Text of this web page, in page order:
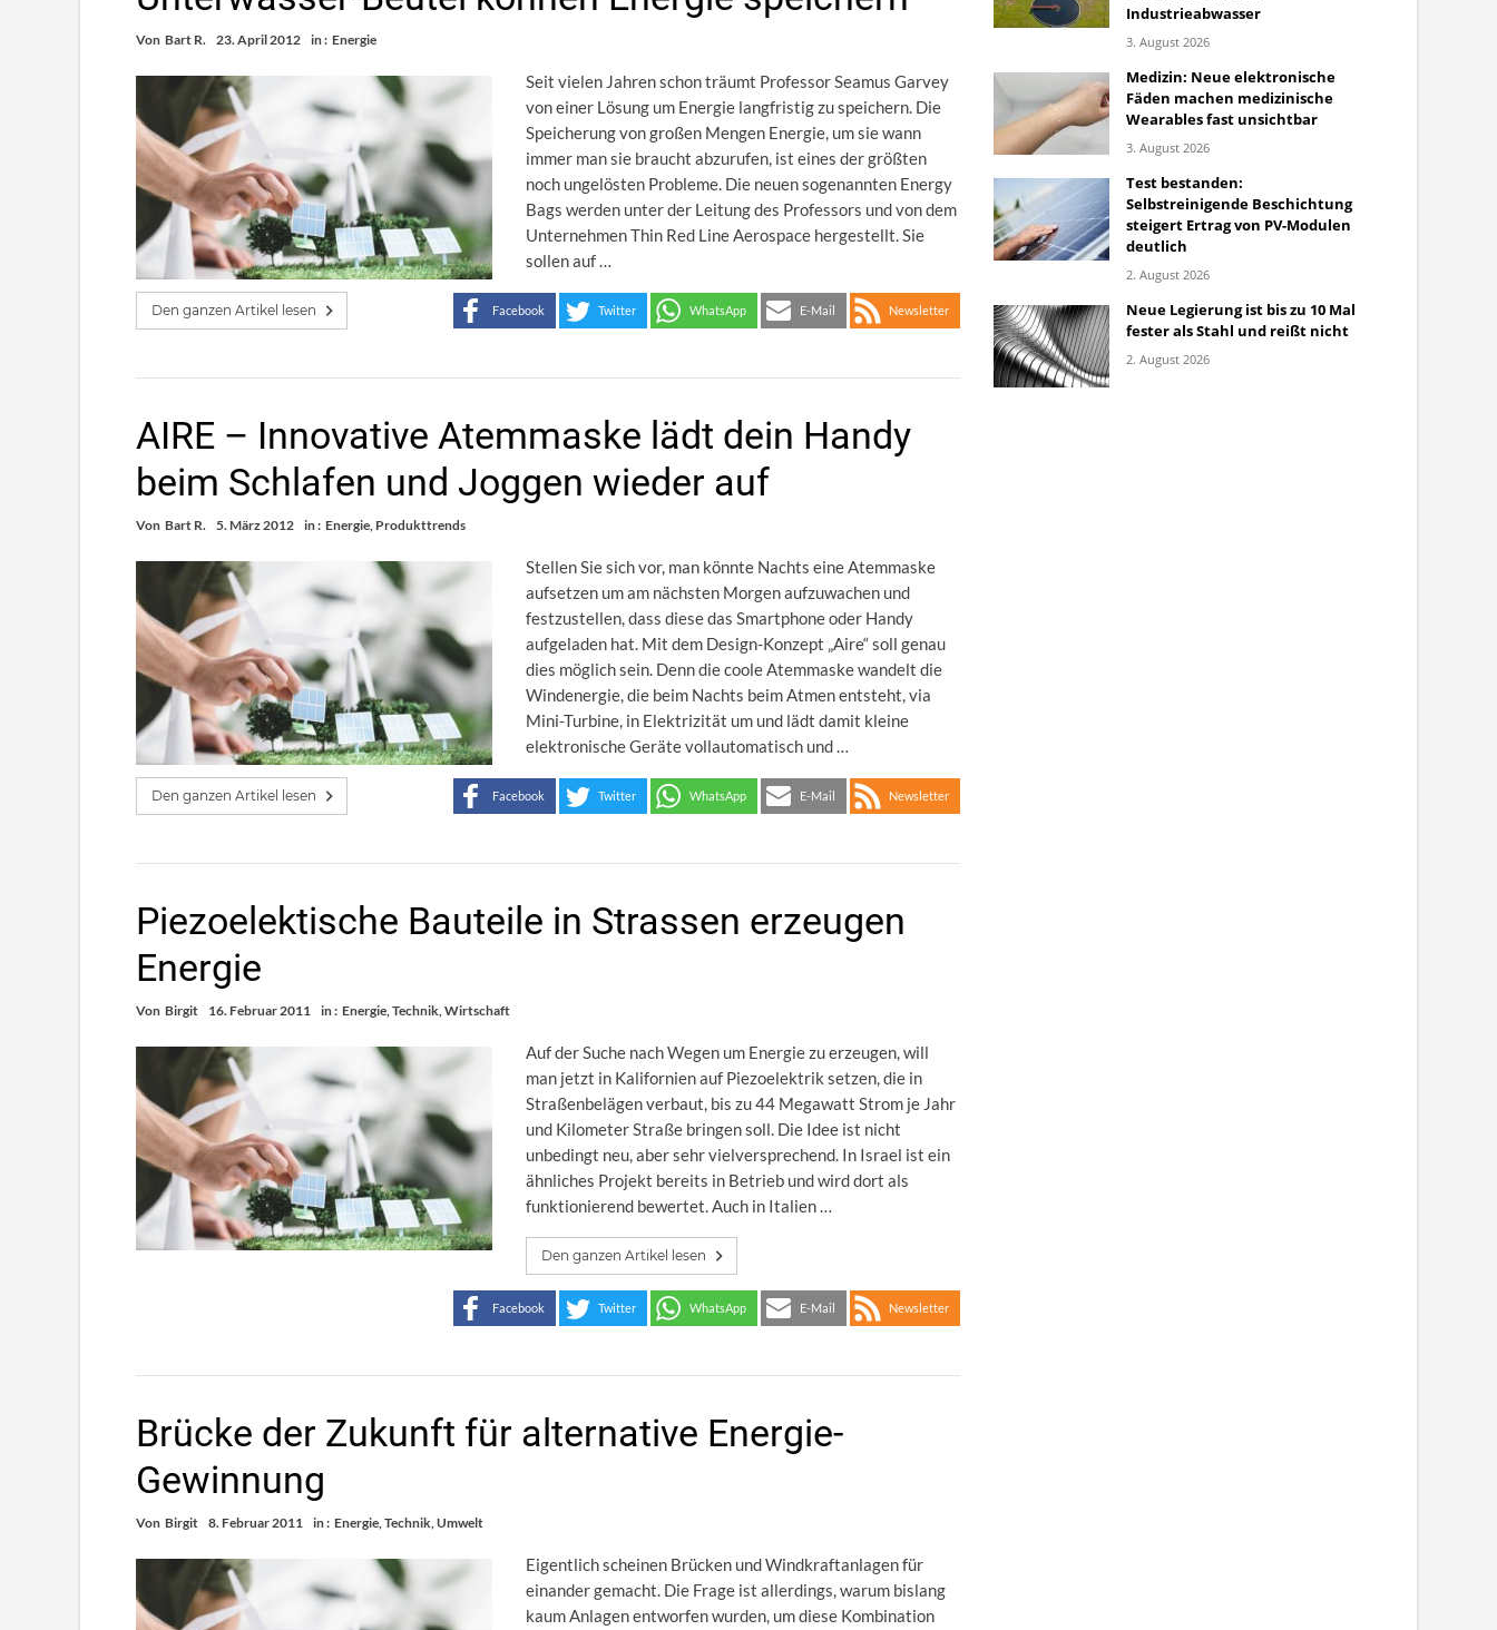
Von Bart R. 23. April 2012 in : Energie
Seit vielen Jahren schon träumt Professor Seamus Garvey
von einer Lösung um Energie langfristig zu speichern. Die
Speicherung von großen Mengen Energie, um sie wann
immer man sie braucht abzurufen, ist eines der größten
noch ungelösten Probleme. Die neuen sogenannten Energy
Bags werden unter der Leitung des Professors und von dem
Unternehmen Thin Red Line Aerospace hergestellt. Sie
sollen auf …
Den ganzen Artikel lesen Facebook Twitter WhatsApp E-Mail Newsletter
AIRE – Innovative Atemmaske lädt dein Handy
beim Schlafen und Joggen wieder auf
Von Bart R. 5. März 2012 in : Energie, Produkttrends
Stellen Sie sich vor, man könnte Nachts eine Atemmaske
aufsetzen um am nächsten Morgen aufzuwachen und
festzustellen, dass diese das Smartphone oder Handy
aufgeladen hat. Mit dem Design-Konzept „Aire“ soll genau
dies möglich sein. Denn die coole Atemmaske wandelt die
Windenergie, die beim Nachts beim Atmen entsteht, via
Mini-Turbine, in Elektrizität um und lädt damit kleine
elektronische Geräte vollautomatisch und …
Den ganzen Artikel lesen Facebook Twitter WhatsApp E-Mail Newsletter
Piezoelektische Bauteile in Strassen erzeugen
Energie
Von Birgit 16. Februar 2011 in : Energie,Technik,Wirtschaft
Auf der Suche nach Wegen um Energie zu erzeugen, will
man jetzt in Kalifornien auf Piezoelektrik setzen, die in
Straßenbelägen verbaut, bis zu 44 Megawatt Strom je Jahr
und Kilometer Straße bringen soll. Die Idee ist nicht
unbedingt neu, aber sehr vielversprechend. In Israel ist ein
ähnliches Projekt bereits in Betrieb und wird dort als
funktionierend bewertet. Auch in Italien …
Den ganzen Artikel lesen
Facebook Twitter WhatsApp E-Mail Newsletter
Brücke der Zukunft für alternative Energie-
Gewinnung
Von Birgit 8. Februar 2011 in : Energie,Technik,Umwelt
Eigentlich scheinen Brücken und Windkraftanlagen für
einander gemacht. Die Frage ist allerdings, warum bislang
kaum Anlagen entworfen wurden, um diese Kombination
Industrieabwasser
3. August 2026
Medizin: Neue elektronische
Fäden machen medizinische
Wearables fast unsichtbar
3. August 2026
Test bestanden:
Selbstreinigende Beschichtung
steigert Ertrag von PV-Modulen
deutlich
2. August 2026
Neue Legierung ist bis zu 10 Mal
fester als Stahl und reißt nicht
2. August 2026